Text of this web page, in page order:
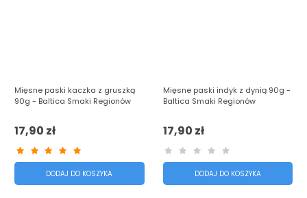
Mięsne paski kaczka z gruszką
90g - Baltica Smaki Regionów
17,90 zł
DODAJ DO KOSZYKA
Mięsne paski indyk z dynią 90g -
Baltica Smaki Regionów
17,90 zł
DODAJ DO KOSZYKA